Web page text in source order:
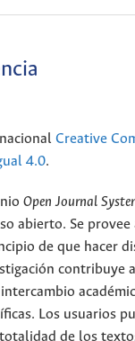
Creative
4.0.
Open Journal
abierto. Se provee
de que hacer
contribuye
Los usuarios
de los